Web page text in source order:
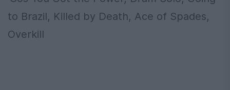
to Brazil, Killed by Death, Ace of Spades,
Overkill